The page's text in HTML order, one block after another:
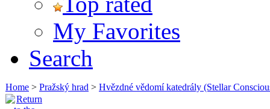
My Favorites
Search
Home > Pražský hrad > Hvězdné vědomí katedrály (Stellar